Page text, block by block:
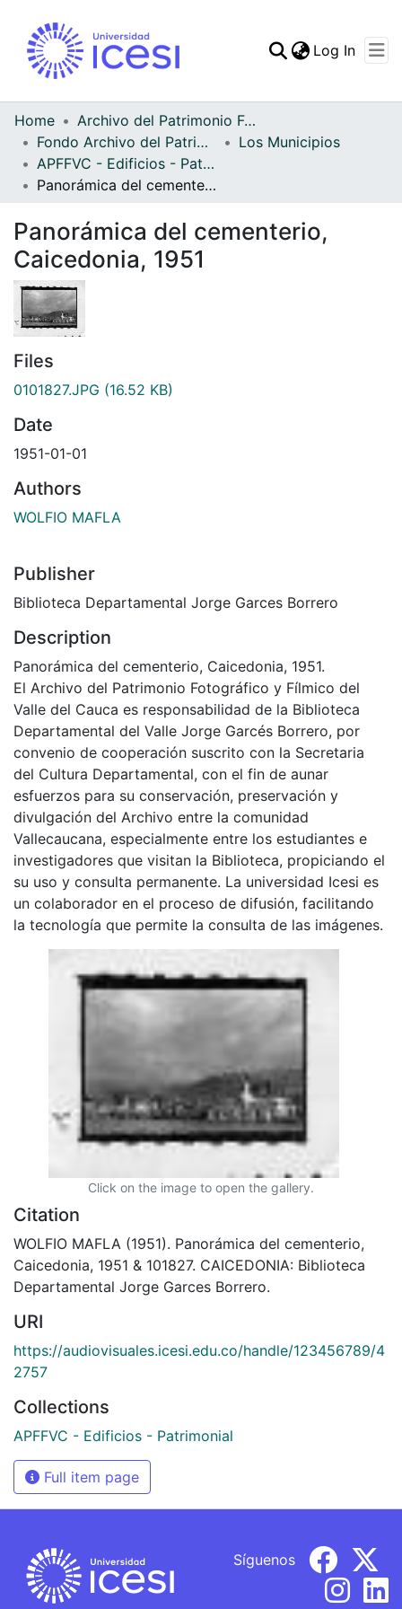
Statistics
Log In
Home
Archivo del Patrimonio Fotográfico y Fílmico del Valle del Cauca
Fondo Archivo del Patrimonio Fotográfico y Fílmico del Valle del Cauca
Los Municipios
APFFVC - Edificios - Patrimonial
Panorámica del cementerio, Caicedonia, 1951
Panorámica del cementerio,
Caicedonia, 1951
Files
0101827.JPG (16.52 KB)
Date
1951-01-01
Authors
WOLFIO MAFLA
Publisher
Biblioteca Departamental Jorge Garces Borrero
Description
Panorámica del cementerio, Caicedonia, 1951.
El Archivo del Patrimonio Fotográfico y Fílmico del
Valle del Cauca es responsabilidad de la Biblioteca
Departamental del Valle Jorge Garcés Borrero, por
convenio de cooperación suscrito con la Secretaria
del Cultura Departamental, con el fin de aunar
esfuerzos para su conservación, preservación y
divulgación del Archivo entre la comunidad
Vallecaucana, especialmente entre los estudiantes e
investigadores que visitan la Biblioteca, propiciando el
su uso y consulta permanente. La universidad Icesi es
un colaborador en el proceso de difusión, facilitando
la tecnología que permite la consulta de las imágenes.
Click on the image to open the gallery.
Citation
WOLFIO MAFLA (1951). Panorámica del cementerio,
Caicedonia, 1951 & 101827. CAICEDONIA: Biblioteca
Departamental Jorge Garces Borrero.
URI
https://audiovisuales.icesi.edu.co/handle/123456789/4
2757
Collections
APFFVC - Edificios - Patrimonial
Full item page
Síguenos